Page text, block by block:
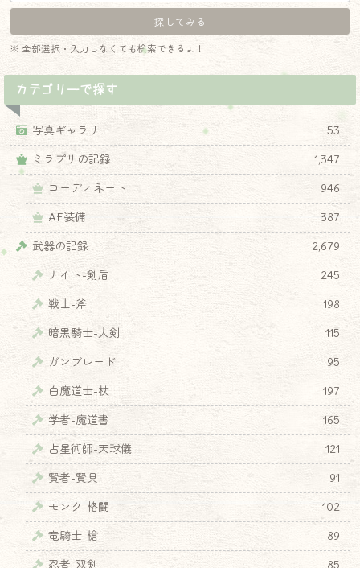
※ 全部選択・入力しなくても検索できるよ！
カテゴリーで探す
写真ギャラリー
53
ミラプリの記録
1,347
コーディネート
946
AF装備
387
武器の記録
2,679
ナイト-剣盾
245
戦士-斧
198
暗黒騎士-大剣
115
ガンブレード
95
白魔道士-杖
197
学者-魔道書
165
占星術師-天球儀
121
賢者-賢具
91
モンク-格闘
102
竜騎士-槍
89
忍者-双剣
85